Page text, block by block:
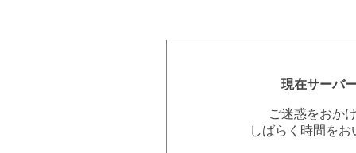
現在サーバ
ご迷惑をおか
しばらく時間を